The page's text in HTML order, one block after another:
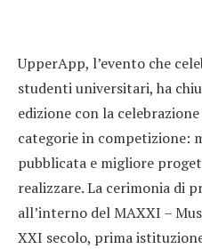
UpperApp, l’evento che
studenti universitari, ha
edizione con la
categorie in competizione:
pubblicata e migliore
realizzare. La cerimonia di
all’interno del MAXXI –
XXI secolo, prima